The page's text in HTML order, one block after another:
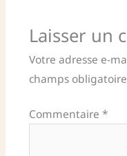
Laisser un
Votre adresse e-
champs
Commentaire *